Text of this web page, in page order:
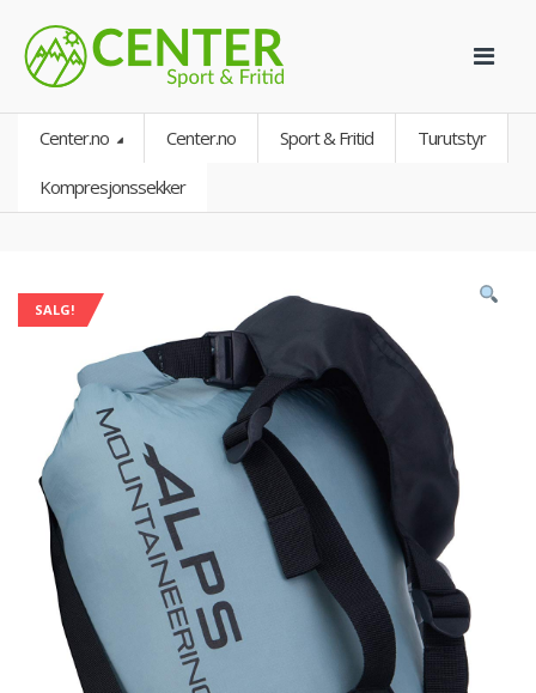
Center.no Center.no Sport & Fritid Turutstyr
Kompresjonssekker
SALG!